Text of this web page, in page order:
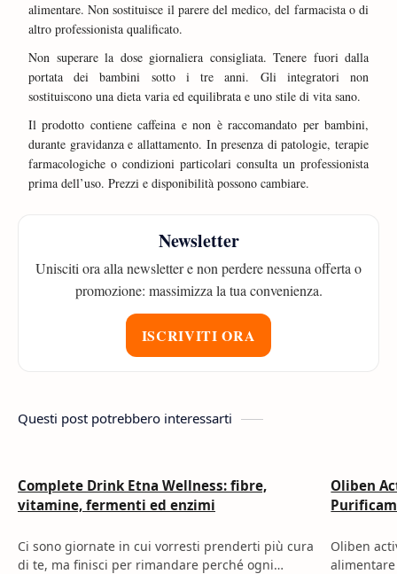
alimentare. Non sostituisce il parere del medico, del farmacista o di
altro professionista qualificato.
Non superare la dose giornaliera consigliata. Tenere fuori dalla
portata dei bambini sotto i tre anni. Gli integratori non
sostituiscono una dieta varia ed equilibrata e uno stile di vita sano.
Il prodotto contiene caffeina e non è raccomandato per bambini,
durante gravidanza e allattamento. In presenza di patologie, terapie
farmacologiche o condizioni particolari consulta un professionista
prima dell’uso. Prezzi e disponibilità possono cambiare.
Newsletter
Unisciti ora alla newsletter e non perdere nessuna offerta o
promozione: massimizza la tua convenienza.
ISCRIVITI ORA
Questi post potrebbero interessarti
Complete Drink Etna Wellness: fibre,
vitamine, fermenti ed enzimi
Ci sono giornate in cui vorresti prenderti più cura
di te, ma finisci per rimandare perché ogni
Oliben
Oliben